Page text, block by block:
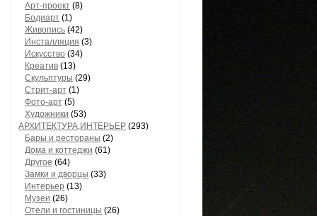
Арт-проект (8)
Бодиарт (1)
Живопись (42)
Инсталляция (3)
Искусство (34)
Креатив (13)
Скульптуры (29)
Стрит-арт (1)
Фото-арт (5)
Художники (53)
АРХИТЕКТУРА,ИНТЕРЬЕР (293)
Бары и рестораны (2)
Дома и коттеджи (61)
Другое (64)
Замки и дворцы (33)
Интерьер (13)
Музеи (26)
Отели и гостиницы (26)